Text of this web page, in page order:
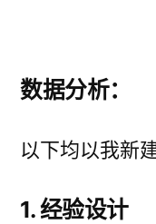
数据分析：
以下均以我新
1. 经验设计